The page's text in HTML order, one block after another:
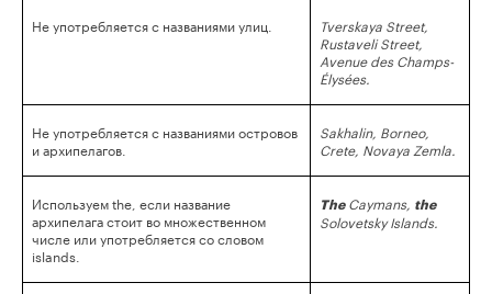
Не употребляется с названиями улиц.
Tverskaya Street,
Rustaveli Street,
Avenue des Champs-
Élysées.
Не употребляется с названиями островов
и архипелагов.
Sakhalin, Borneo,
Crete, Novaya Zemla.
Используем the, если название
архипелага стоит во множественном
числе или употребляется со словом
islands.
TheCaymans, the
Solovetsky Islands.